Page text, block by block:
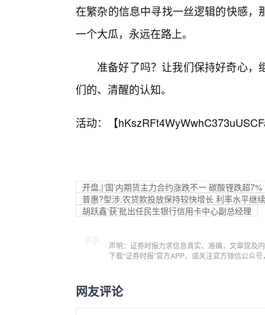
在繁杂的信息中寻找一丝逻辑的快感
一个大瓜，永远在路上。
准备好了吗？让我们保持好奇心
们的、清醒的认知。
活动：【
开盘,|‘国’内期货主力合约涨跌不一 碳酸锂跌超7%
普惠?型涉.农贷款投放保持较快增长 利率水平继
胡跃鑫‘获’批出任民生银行信用卡中心副总经理
声明：证券时报力求信息真实、准确，文章提及
下载“证券时报”官方APP，或关注官方微信公众
网友评论